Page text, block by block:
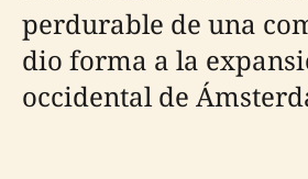
perdurable de una
dio forma a la
occidental de